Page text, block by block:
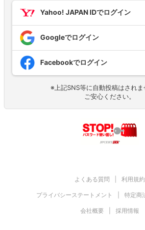
Yahoo! JAPAN IDでログイン
Googleでログイン
Facebookでログイン
※上記SNS等に自動投稿はされ
ご安心ください。
よくある質問 利用規約
プライバシーステートメント 特定商
会社概要 採用情報